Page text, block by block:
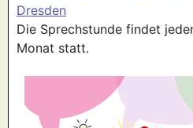
Dresden
Die Sprechstunde findet
Monat statt.